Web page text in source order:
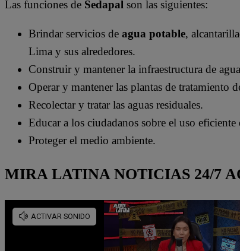
Las funciones de Sedapal son las siguientes:
Brindar servicios de agua potable,
Lima y sus alrededores.
Construir y mantener la infraestructura de
Operar y mantener las plantas de tratamiento
Recolectar y tratar las aguas residuales.
Educar a los ciudadanos sobre el uso eficiente
Proteger el medio ambiente.
MIRA LATINA NOTICIAS 24/7